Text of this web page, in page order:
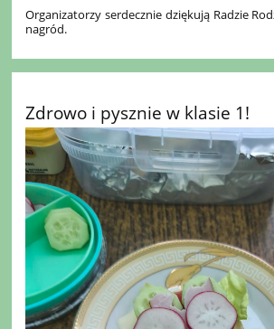
Organizatorzy serdecznie dziękują Radzie
nagród.
Zdrowo i pysznie w klasie 1!